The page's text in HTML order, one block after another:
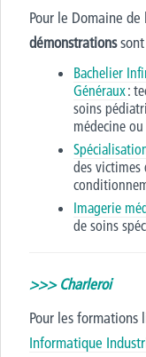
Pour le Domaine de
démonstrationssont
Bachelier
Généraux:
soins
médecine
des victimes
Imagerie
de soins
>>> Charleroi
Pour les formations
Informatique